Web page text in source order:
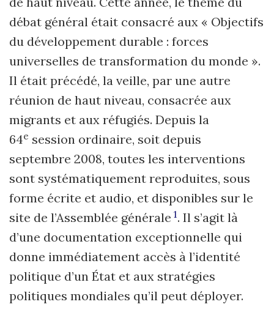
débat général était consacré aux « Objectifs
du développement durable : forces
universelles de transformation du monde ».
Il était précédé, la veille, par une autre
réunion de haut niveau, consacrée aux
migrants et aux réfugiés. Depuis la
64e session ordinaire, soit depuis
septembre 2008, toutes les interventions
sont systématiquement reproduites, sous
forme écrite et audio, et disponibles sur le
site de l’Assemblée générale 1. Il s’agit là
d’une documentation exceptionnelle qui
donne immédiatement accès à l’identité
politique d’un État et aux stratégies
politiques mondiales qu’il peut déployer.